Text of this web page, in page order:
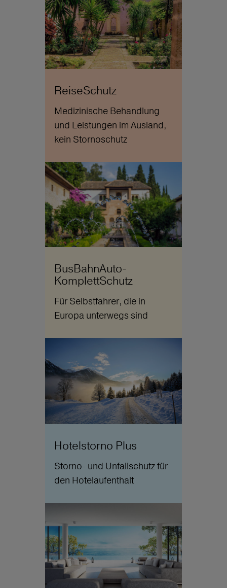
ReiseSchutz
Medizinische Behandlung
und Leistungen im Ausland,
kein Stornoschutz
BusBahnAuto-
KomplettSchutz
Für Selbstfahrer, die in
Europa unterwegs sind
Hotelstorno Plus
Storno- und Unfallschutz für
den Hotelaufenthalt